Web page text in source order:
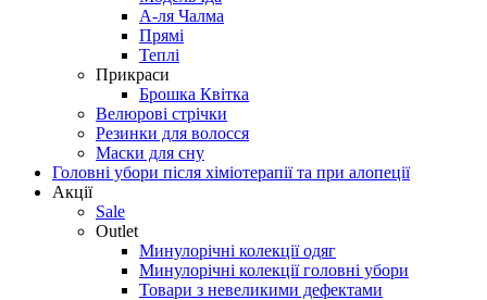
А-ля Чалма
Прямі
Теплі
Прикраси
Брошка Квітка
Велюрові стрічки
Резинки для волосся
Маски для сну
Головні убори після хіміотерапії та при алопеції
Акції
Sale
Outlet
Минулорічні колекції одяг
Минулорічні колекції головні убори
Товари з невеликими дефектами